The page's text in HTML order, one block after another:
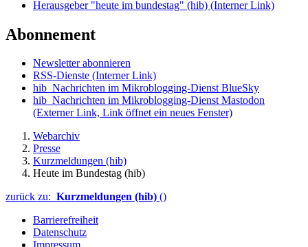
Herausgeber "heute im bundestag" (hib) (Interner Link)
Abonnement
Newsletter abonnieren
RSS-Dienste (Interner Link)
hib_Nachrichten im Mikroblogging-Dienst BlueSky
hib_Nachrichten im Mikroblogging-Dienst Mastodon
(Externer Link, Link öffnet ein neues Fenster)
Webarchiv
Presse
Kurzmeldungen (hib)
Heute im Bundestag (hib)
zurück zu: Kurzmeldungen (hib) ()
Barrierefreiheit
Datenschutz